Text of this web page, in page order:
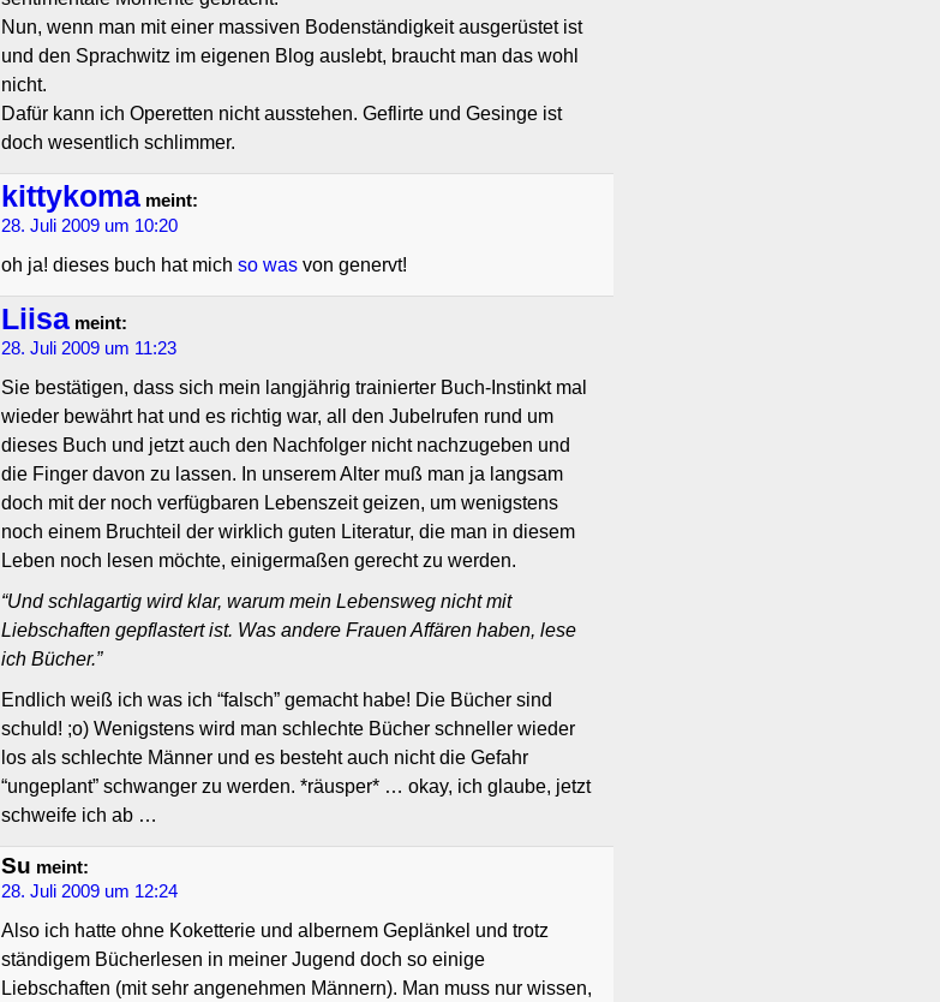
Nun, wenn man mit einer massiven Bodenständigkeit ausgerüstet ist
und den Sprachwitz im eigenen Blog auslebt, braucht man das wohl
nicht.
Dafür kann ich Operetten nicht ausstehen. Geflirte und Gesinge ist
doch wesentlich schlimmer.
kittykoma meint:
28. Juli 2009 um 10:20
oh ja! dieses buch hat mich so was von genervt!
Liisa meint:
28. Juli 2009 um 11:23
Sie bestätigen, dass sich mein langjährig trainierter Buch-Instinkt mal
wieder bewährt hat und es richtig war, all den Jubelrufen rund um
dieses Buch und jetzt auch den Nachfolger nicht nachzugeben und
die Finger davon zu lassen. In unserem Alter muß man ja langsam
doch mit der noch verfügbaren Lebenszeit geizen, um wenigstens
noch einem Bruchteil der wirklich guten Literatur, die man in diesem
Leben noch lesen möchte, einigermaßen gerecht zu werden.
“Und schlagartig wird klar, warum mein Lebensweg nicht mit
Liebschaften gepflastert ist. Was andere Frauen Affären haben, lese
ich Bücher.”
Endlich weiß ich was ich “falsch” gemacht habe! Die Bücher sind
schuld! ;o) Wenigstens wird man schlechte Bücher schneller wieder
los als schlechte Männer und es besteht auch nicht die Gefahr
“ungeplant” schwanger zu werden. *räusper* … okay, ich glaube, jetzt
schweife ich ab …
Su meint:
28. Juli 2009 um 12:24
Also ich hatte ohne Koketterie und albernem Geplänkel und trotz
ständigem Bücherlesen in meiner Jugend doch so einige
Liebschaften (mit sehr angenehmen Männern). Man muss nur wissen,